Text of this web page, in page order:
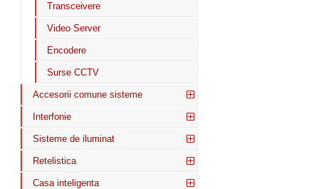
Transceivere
Video Server
Encodere
Surse CCTV
Accesorii comune sisteme
Interfonie
Sisteme de iluminat
Retelistica
Casa inteligenta